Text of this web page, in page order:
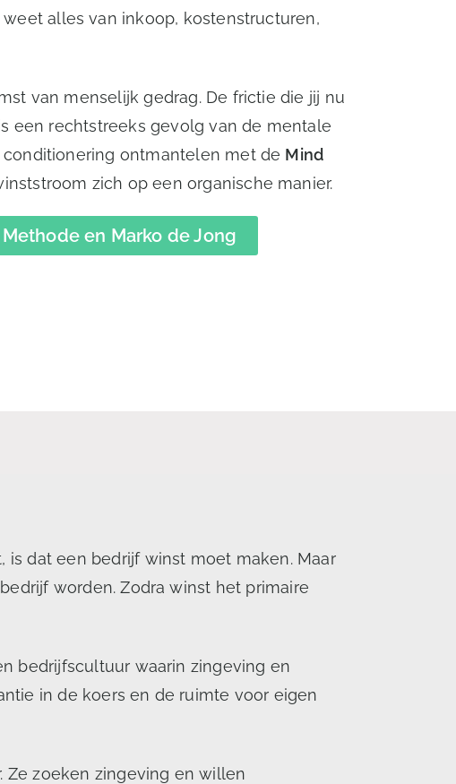
weet alles van inkoop, kostenstructuren,
van menselijk gedrag. De frictie die jij nu
een rechtstreeks gevolg van de mentale
ontmantelen met de Mind
zich op een organische manier.
en Marko de Jong
dat een bedrijf winst moet maken. Maar
worden. Zodra winst het primaire
bedrijfscultuur waarin zingeving en
in de koers en de ruimte voor eigen
zoeken zingeving en willen